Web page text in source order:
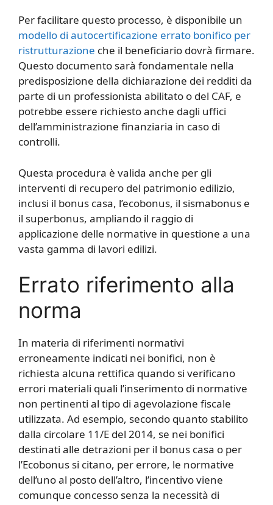
Per facilitare questo processo, è disponibile un
modello di autocertificazione errato bonifico per
ristrutturazione che il beneficiario dovrà firmare.
Questo documento sarà fondamentale nella
predisposizione della dichiarazione dei redditi da
parte di un professionista abilitato o del CAF, e
potrebbe essere richiesto anche dagli uffici
dell’amministrazione finanziaria in caso di
controlli.
Questa procedura è valida anche per gli
interventi di recupero del patrimonio edilizio,
inclusi il bonus casa, l’ecobonus, il sismabonus e
il superbonus, ampliando il raggio di
applicazione delle normative in questione a una
vasta gamma di lavori edilizi.
Errato riferimento alla
norma
In materia di riferimenti normativi
erroneamente indicati nei bonifici, non è
richiesta alcuna rettifica quando si verificano
errori materiali quali l’inserimento di normative
non pertinenti al tipo di agevolazione fiscale
utilizzata. Ad esempio, secondo quanto stabilito
dalla circolare 11/E del 2014, se nei bonifici
destinati alle detrazioni per il bonus casa o per
l’Ecobonus si citano, per errore, le normative
dell’uno al posto dell’altro, l’incentivo viene
comunque concesso senza la necessità di